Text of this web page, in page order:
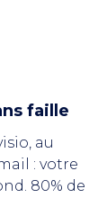
faille
au
: votre
80% de